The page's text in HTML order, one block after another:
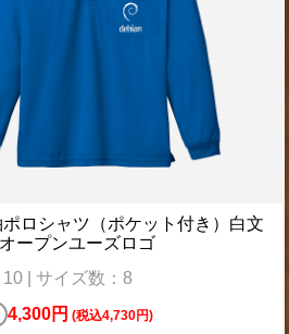
ポロシャツ（ポケット付き）白文
ープンユーズロゴ
| サイズ数：8
4,300円 (税込4,730円)